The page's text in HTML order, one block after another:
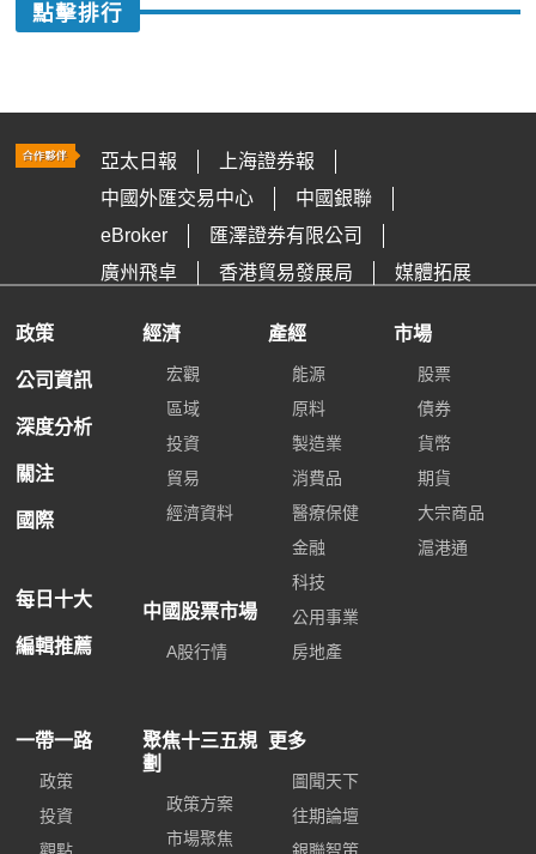
點擊排行
亞太日報
上海證券報
中國外匯交易中心
中國銀聯
eBroker
匯澤證券有限公司
廣州飛卓
香港貿易發展局 媒體拓展
政策
公司資訊
深度分析
關注
國際
每日十大
編輯推薦
經濟
宏觀
區域
投資
貿易
經濟資料
中國股票市場
A股行情
產經
能源
原料
製造業
消費品
醫療保健
金融
科技
公用事業
房地產
市場
股票
債券
貨幣
期貨
大宗商品
滬港通
一帶一路
政策
投資
聚焦十三五規
劃
政策方案
市場聚焦
更多
圖聞天下
往期論壇